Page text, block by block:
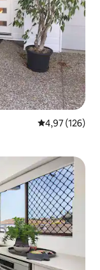
4,97 de
4,97 (126)